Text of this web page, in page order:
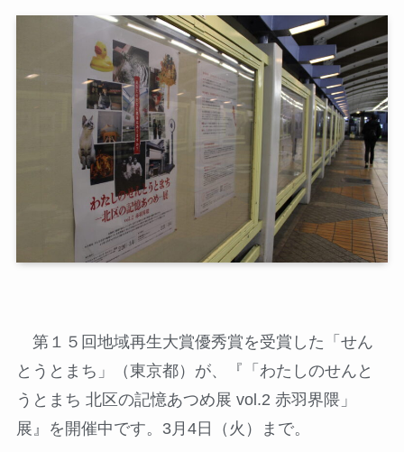
第１５回地域再生大賞優秀賞を受賞した「せん
とうとまち」（東京都）が、『「わたしのせんと
うとまち 北区の記憶あつめ展 vol.2 赤羽界隈」
展』を開催中です。3月4日（火）まで。